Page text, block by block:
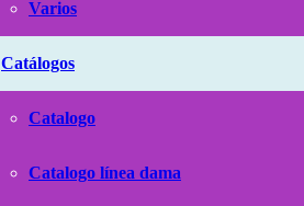
Varios
Catálogos
Catalogo
Catalogo línea dama